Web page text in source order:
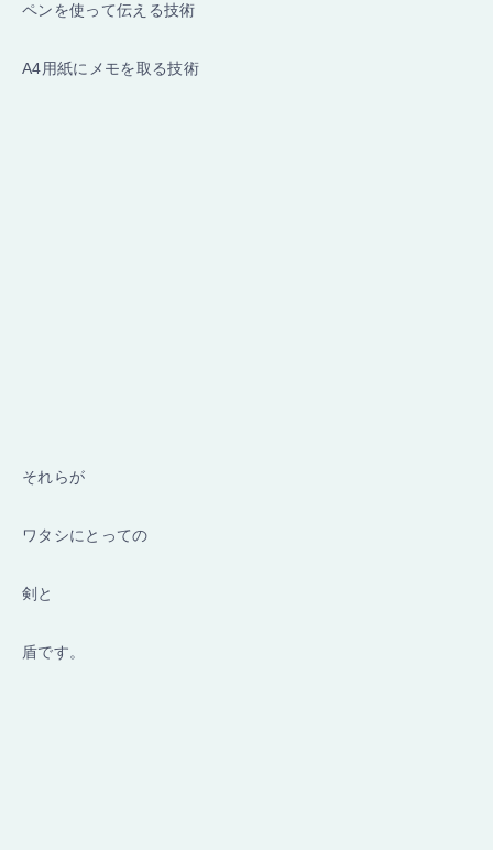
ペンを使って伝える技術
A4用紙にメモを取る技術
それらが
ワタシにとっての
剣と
盾です。